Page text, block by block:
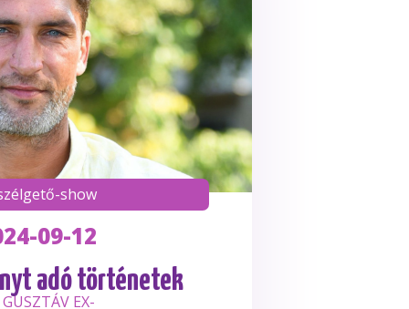
show
09-12
adó történetek
EX-